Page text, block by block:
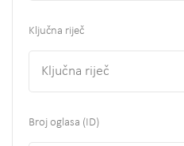
Ključna riječ
Broj oglasa (ID)